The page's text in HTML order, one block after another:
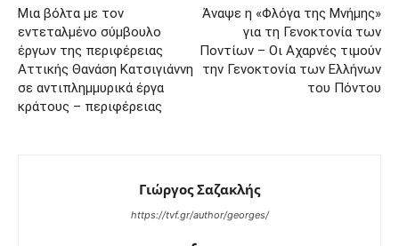
Μια βόλτα με τον
εντεταλμένο σύμβουλο
έργων της περιφέρειας
Αττικής Θανάση Κατσιγιάννη
σε αντιπλημμυρικά έργα
κράτους – περιφέρειας
Άναψε η «Φλόγα της Μνήμης»
για τη Γενοκτονία των
Ποντίων – Οι Αχαρνές τιμούν
την Γενοκτονία των Ελλήνων
του Πόντου
Γιώργος Σαζακλής
https://tvf.gr/author/georges/